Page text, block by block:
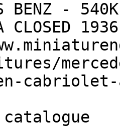
BENZ -
CLOSED
cabriolet-
catalogue